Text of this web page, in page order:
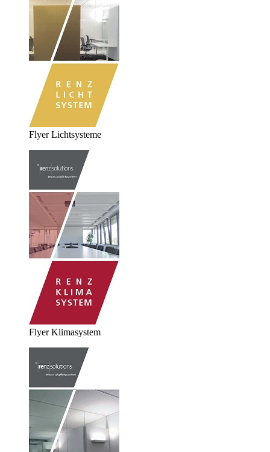
Flyer Lichtsysteme
Flyer Klimasystem